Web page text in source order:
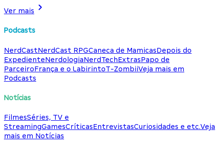
Ver mais
Podcasts
NerdCastNerdCast RPGCaneca de MamicasDepois do
ExpedienteNerdologiaNerdTechExtrasPapo de
ParceiroFrança e o LabirintoT-ZombiiVeja mais em
Podcasts
Notícias
FilmesSéries, TV e
StreamingGamesCríticasEntrevistasCuriosidades e etc.Veja
mais em Notícias